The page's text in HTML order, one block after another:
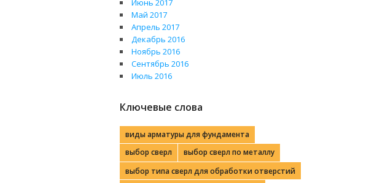
Май 2017
Апрель 2017
Декабрь 2016
Ноябрь 2016
Сентябрь 2016
Июль 2016
Ключевые слова
виды арматуры для фундамента
выбор сверл
выбор сверл по металлу
выбор типа сверл для обработки отверстий